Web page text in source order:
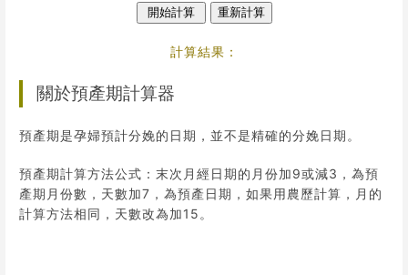
重新計算
計算結果：
關於預產期計算器
預產期是孕婦預計分娩的日期，並不是精確的分娩日期。
預產期計算方法公式：末次月經日期的月份加9或減3，為預
產期月份數，天數加7，為預產日期，如果用農歷計算，月的
計算方法相同，天數改為加15。